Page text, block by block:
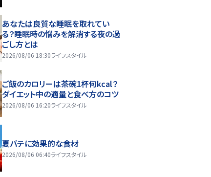
あなたは良質な睡眠を取れてい
る？睡眠時の悩みを解消する夜の過
ごし方とは
2026/08/06 18:30ライフスタイル
ご飯のカロリーは茶碗1杯何kcal？
ダイエット中の適量と食べ方のコツ
2026/08/06 16:20ライフスタイル
夏バテに効果的な食材
2026/08/06 06:40ライフスタイル